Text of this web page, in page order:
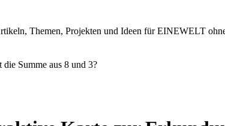
Themen, Projekten und Ideen für EINEWELT
die Summe aus 8 und 3?